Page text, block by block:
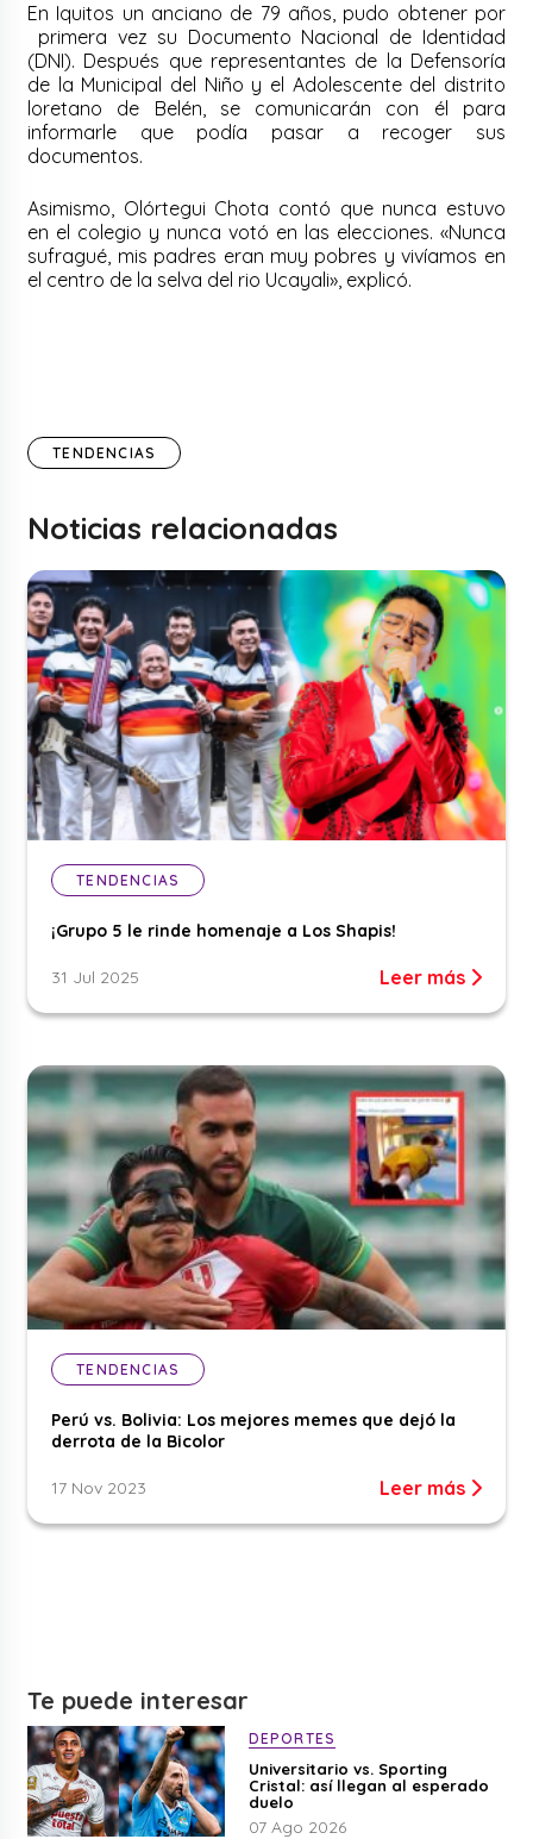
En Iquitos un anciano de 79 años, pudo obtenerpor
primera vez su Documento Nacional de Identidad
(DNI). Después que representantes de la Defensoría
de la Municipal del Niño y el Adolescente del distrito
loretano de Belén, se comunicarán con él para
informarle que podía pasar a recoger sus
documentos.
Asimismo, Olórtegui Chota contó que nunca estuvo
en el colegio y nunca votó en las elecciones. «Nunca
sufragué, mis padres eran muy pobres y vivíamos en
el centro de la selva del rio Ucayali», explicó.
TENDENCIAS
Noticias relacionadas
TENDENCIAS
¡Grupo 5 le rinde homenaje a Los Shapis!
31 Jul 2025 Leer más
TENDENCIAS
Perú vs. Bolivia: Los mejores memes que dejó la
derrota de la Bicolor
17 Nov 2023 Leer más
Te puede interesar
DEPORTES
Universitario vs. Sporting
Cristal: así llegan al esperado
duelo
07 Ago 2026